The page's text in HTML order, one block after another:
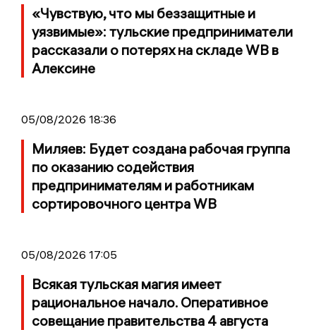
«Чувствую, что мы беззащитные и
уязвимые»: тульские предприниматели
рассказали о потерях на складе WB в
Алексине
05/08/2026 18:36
Миляев: Будет создана рабочая группа
по оказанию содействия
предпринимателям и работникам
сортировочного центра WB
05/08/2026 17:05
Всякая тульская магия имеет
рациональное начало. Оперативное
совещание правительства 4 августа